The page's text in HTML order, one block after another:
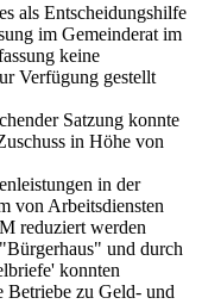
als Entscheidungshilfe
im Gemeinderat im
keine
Verfügung gestellt
Satzung konnte
in Höhe von
in der
von Arbeitsdiensten
reduziert werden
und durch
konnten
Betriebe zu Geld- und